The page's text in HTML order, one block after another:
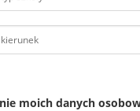
moich danych